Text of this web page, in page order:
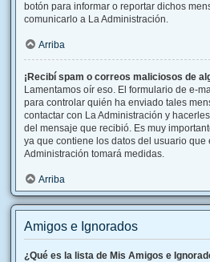
botón para informar o reportar dichos
comunicarlo a La Administración.
Arriba
¡Recibí spam o correos maliciosos de
Lamentamos oír eso. El formulario de e-
para controlar quién ha enviado tales
contactar con La Administración y
del mensaje que recibió. Es muy
ya que contiene los datos del usuario que
Administración tomará medidas.
Arriba
Amigos e Ignorados
¿Qué es la lista de Mis Amigos e